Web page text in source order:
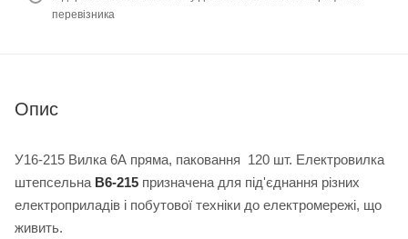
перевізника
Опис
У16-215 Вилка 6А пряма, паковання 120 шт. Електровилка
штепсельна В6-215 призначена для під'єднання різних
електроприладів і побутової техніки до електромережі, що
живить.